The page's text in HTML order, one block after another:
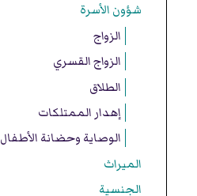
شؤون الأسرة
الزواج
الزواج القسري
الطلاق
إهدار الممتلكات
الوصاية وحضانة الأطفال
الميراث
الجنسية